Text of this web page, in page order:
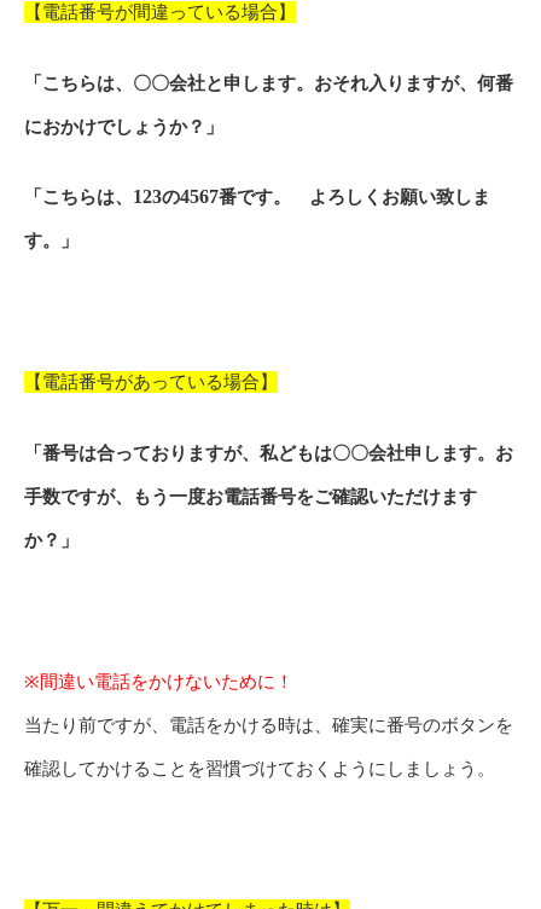
【電話番号が間違っている場合】
「こちらは、〇〇会社と申します。おそれ入りますが、何番
におかけでしょうか？」
「こちらは、 123の4567番です。 よろしくお願い致しま
す。」
【電話番号があっている場合】
「番号は合っておりますが、私どもは〇〇会社申します。お
手数ですが、もう一度お電話番号をご確認いただけます
か？」
※間違い電話をかけないために！
当たり前ですが、電話をかける時は、確実に番号のボタンを
確認してかけることを習慣づけておくようにしましょう。